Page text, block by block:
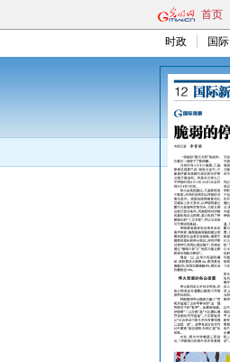
首页
时政 国际